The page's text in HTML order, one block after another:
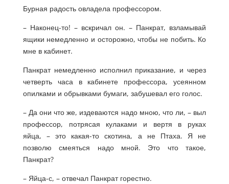
Бурная радость овладела профессором.
– Наконец-то! – вскричал он. – Панкрат, взламывай
ящики немедленно и осторожно, чтобы не побить. Ко
мне в кабинет.
Панкрат немедленно исполнил приказание, и через
четверть часа в кабинете профессора, усеянном
опилками и обрывками бумаги, забушевал его голос.
– Да они что же, издеваются надо мною, что ли, – выл
профессор, потрясая кулаками и вертя в руках
яйца, – это какая-то скотина, а не Птаха. Я не
позволю смеяться надо мной. Это что такое,
Панкрат?
– Яйца-с, – отвечал Панкрат горестно.